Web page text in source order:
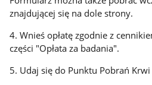
znajdującej się na dole strony.
4. Wnieś opłatę zgodnie z
części "Opłata za badania".
5. Udaj się do Punktu Pobrań